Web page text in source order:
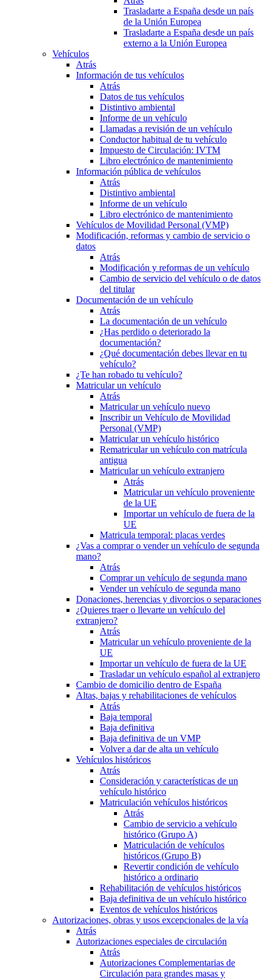
Trasladarte a España desde un país
de la Unión Europea
Trasladarte a España desde un país
externo a la Unión Europea
Vehículos
Atrás
Información de tus vehículos
Atrás
Datos de tus vehículos
Distintivo ambiental
Informe de un vehículo
Llamadas a revisión de un vehículo
Conductor habitual de tu vehículo
Impuesto de Circulación: IVTM
Libro electrónico de mantenimiento
Información pública de vehículos
Atrás
Distintivo ambiental
Informe de un vehículo
Libro electrónico de mantenimiento
Vehículos de Movilidad Personal (VMP)
Modificación, reformas y cambio de servicio o
datos
Atrás
Modificación y reformas de un vehículo
Cambio de servicio del vehículo o de datos
del titular
Documentación de un vehículo
Atrás
La documentación de un vehículo
¿Has perdido o deteriorado la
documentación?
¿Qué documentación debes llevar en tu
vehículo?
¿Te han robado tu vehículo?
Matricular un vehículo
Atrás
Matricular un vehículo nuevo
Inscribir un Vehículo de Movilidad
Personal (VMP)
Matricular un vehículo histórico
Rematricular un vehículo con matrícula
antigua
Matricular un vehículo extranjero
Atrás
Matricular un vehículo proveniente
de la UE
Importar un vehículo de fuera de la
UE
Matricula temporal: placas verdes
¿Vas a comprar o vender un vehículo de segunda
mano?
Atrás
Comprar un vehículo de segunda mano
Vender un vehículo de segunda mano
Donaciones, herencias y divorcios o separaciones
¿Quieres traer o llevarte un vehículo del
extranjero?
Atrás
Matricular un vehículo proveniente de la
UE
Importar un vehículo de fuera de la UE
Trasladar un vehículo español al extranjero
Cambio de domicilio dentro de España
Altas, bajas y rehabilitaciones de vehículos
Atrás
Baja temporal
Baja definitiva
Baja definitiva de un VMP
Volver a dar de alta un vehículo
Vehículos históricos
Atrás
Consideración y características de un
vehículo histórico
Matriculación vehículos históricos
Atrás
Cambio de servicio a vehículo
histórico (Grupo A)
Matriculación de vehículos
históricos (Grupo B)
Revertir condición de vehículo
histórico a ordinario
Rehabilitación de vehículos históricos
Baja definitiva de un vehículo histórico
Eventos de vehículos históricos
Autorizaciones, obras y usos excepcionales de la vía
Atrás
Autorizaciones especiales de circulación
Atrás
Autorizaciones Complementarias de
Circulación para grandes masas y